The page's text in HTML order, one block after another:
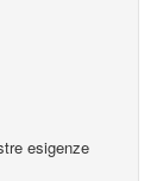
Form
esigenze